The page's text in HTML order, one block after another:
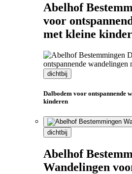
Abelhof
voor
met kleine
dichtbij
Dalbodem voor ontspannende
kinderen
dichtbij
Abelhof
Wandelingen